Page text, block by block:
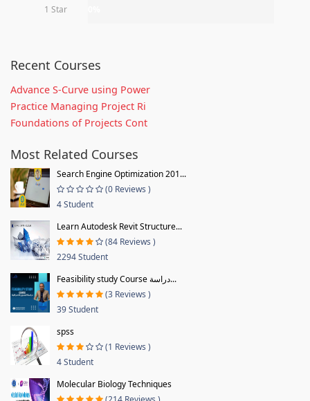
1 Star
Recent Courses
Advance S-Curve using Power
Practice Managing Project Ri
Foundations of Projects Cont
Most Related Courses
Search Engine Optimization 201...
(0 Reviews )
4 Student
Learn Autodesk Revit Structure...
(84 Reviews )
2294 Student
Feasibility study Course دراسة...
(3 Reviews )
39 Student
spss
(1 Reviews )
4 Student
Molecular Biology Techniques